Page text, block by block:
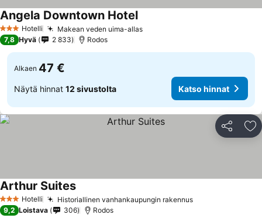
3 Tähtiluokitus
Hotelli Makean veden uima-allas
Angela Downtown Hotel
7,8 Hyvä 2 833 Rodos
Alkaen 47 €
Näytä hinnat 12 sivustolta Katso hinnat
Jaa
3 Tähtiluokitus
Hotelli Historiallinen vanhankaupungin rakennus
Arthur Suites
9,2 Loistava 306 Rodos